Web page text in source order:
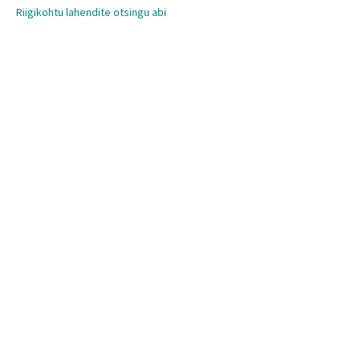
Riigikohtu lahendite otsingu abi